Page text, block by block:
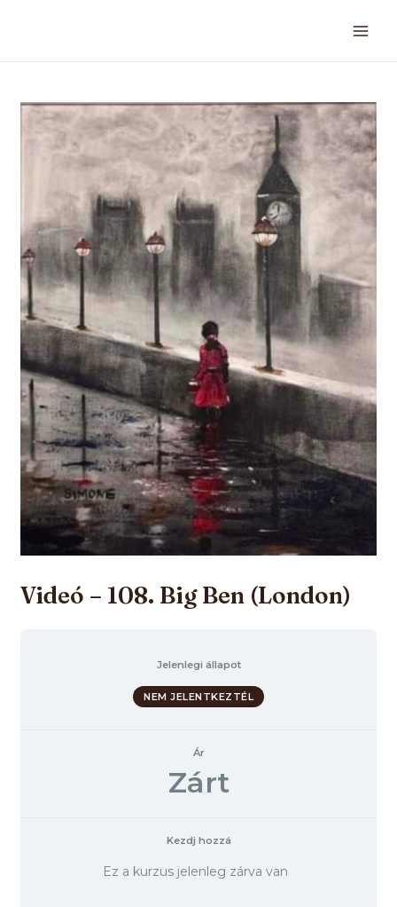
Videó – 108. Big Ben (London)
Jelenlegi állapot
NEM JELENTKEZTÉL
Ár
Zárt
Kezdj hozzá
Ez a kurzus jelenleg zárva van